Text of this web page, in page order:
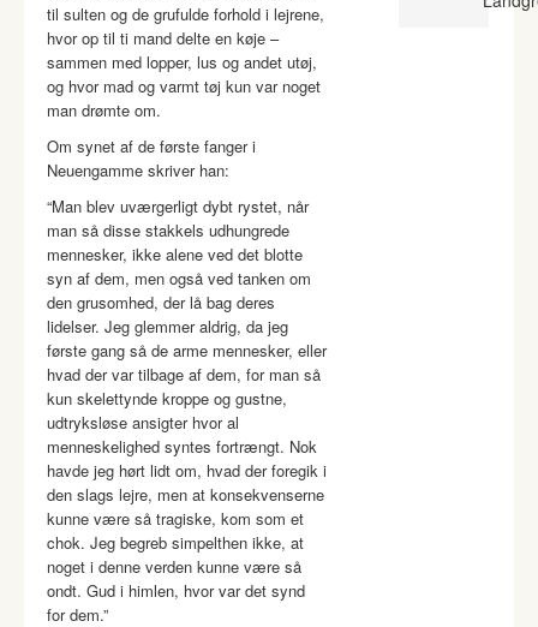
til sulten og de grufulde forhold i lejrene,
hvor op til ti mand delte en køje –
sammen med lopper, lus og andet utøj,
og hvor mad og varmt tøj kun var noget
man drømte om.
Om synet af de første fanger i
Neuengamme skriver han:
“Man blev uværgerligt dybt rystet, når
man så disse stakkels udhungrede
mennesker, ikke alene ved det blotte
syn af dem, men også ved tanken om
den grusomhed, der lå bag deres
lidelser. Jeg glemmer aldrig, da jeg
første gang så de arme mennesker, eller
hvad der var tilbage af dem, for man så
kun skelettynde kroppe og gustne,
udtryksløse ansigter hvor al
menneskelighed syntes fortrængt. Nok
havde jeg hørt lidt om, hvad der foregik i
den slags lejre, men at konsekvenserne
kunne være så tragiske, kom som et
chok. Jeg begreb simpelthen ikke, at
noget i denne verden kunne være så
ondt. Gud i himlen, hvor var det synd
for dem.”